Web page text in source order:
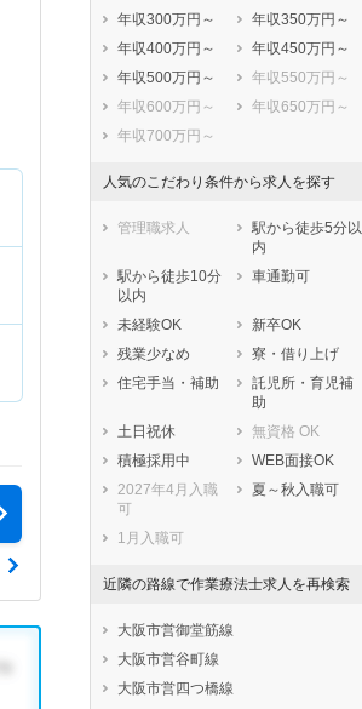
年収300万円～
年収350万円～
年収400万円～
年収450万円～
年収500万円～
年収550万円～
年収600万円～
年収650万円～
年収700万円～
人気のこだわり条件から求人を探す
管理職求人
駅から徒歩5分以
内
駅から徒歩10分
以内
車通勤可
未経験OK
新卒OK
残業少なめ
寮・借り上げ
住宅手当・補助
託児所・育児補
助
土日祝休
無資格 OK
積極採用中
WEB面接OK
2027年4月入職
可
夏～秋入職可
1月入職可
近隣の路線で作業療法士求人を再検索
大阪市営御堂筋線
大阪市営谷町線
大阪市営四つ橋線